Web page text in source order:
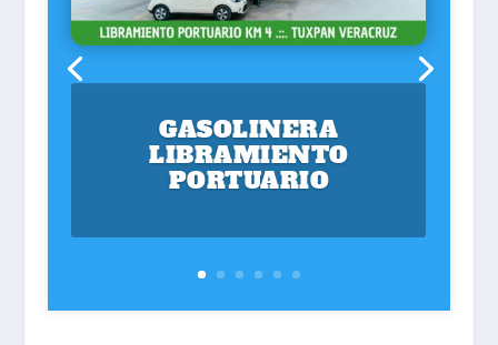
GASOLINERA
LIBRAMIENTO
PORTUARIO